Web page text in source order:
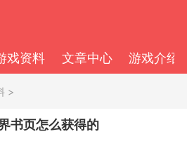
戏资料 文章中心 游戏介绍
>
书页怎么获得的